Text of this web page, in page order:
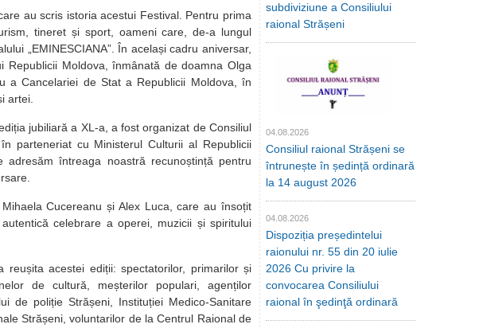
au scris istoria acestui Festival. Pentru prima
tineret și sport, oameni care, de-a lungul
„EMINESCIANA”. În același cadru aniversar,
Republicii Moldova, înmânată de doamna Olga
a Cancelariei de Stat a Republicii Moldova, în
artei.
jubiliară a XL-a, a fost organizat de Consiliul
parteneriat cu Ministerul Culturii al Republicii
adresăm întreaga noastră recunoștință pentru
Cucereanu și Alex Luca, care au însoțit
celebrare a operei, muzicii și spiritului
acestei ediții: spectatorilor, primarilor și
de cultură, meșterilor populari, agenților
de poliție Strășeni, Instituției Medico-Sanitare
Strășeni, voluntarilor de la Centrul Raional de
subdiviziune a Consiliului
raional Strășeni
04.08.2026
Consiliul raional Strășeni se
întrunește în ședință ordinară
la 14 august 2026
04.08.2026
Dispoziția președintelui
raionului nr. 55 din 20 iulie
2026 Cu privire la
convocarea Consiliului
raional în şedinţă ordinară